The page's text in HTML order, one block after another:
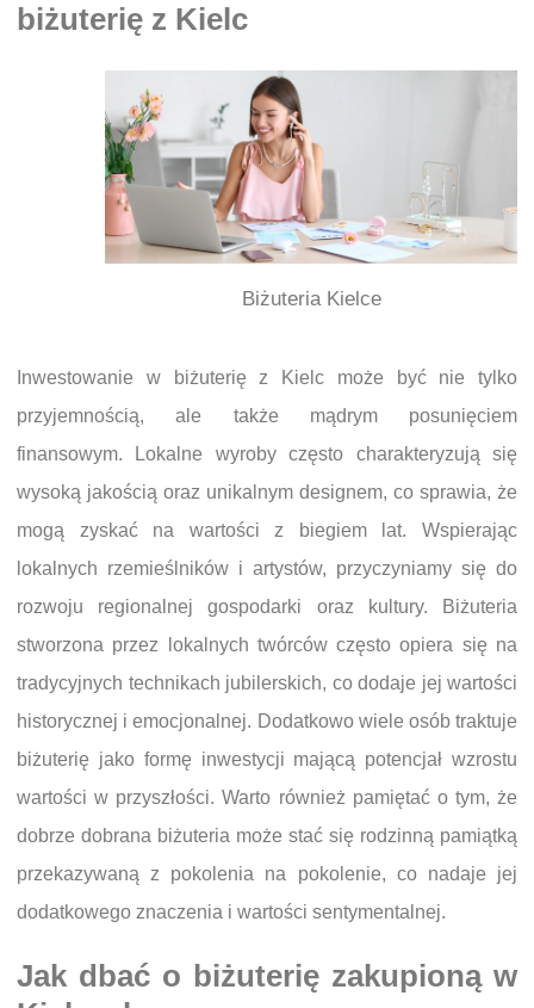
biżuterię z Kielc
Biżuteria Kielce
Inwestowanie w biżuterię z Kielc może być nie tylko
przyjemnością, ale także mądrym posunięciem
finansowym. Lokalne wyroby często charakteryzują się
wysoką jakością oraz unikalnym designem, co sprawia, że
mogą zyskać na wartości z biegiem lat. Wspierając
lokalnych rzemieślników i artystów, przyczyniamy się do
rozwoju regionalnej gospodarki oraz kultury. Biżuteria
stworzona przez lokalnych twórców często opiera się na
tradycyjnych technikach jubilerskich, co dodaje jej wartości
historycznej i emocjonalnej. Dodatkowo wiele osób traktuje
biżuterię jako formę inwestycji mającą potencjał wzrostu
wartości w przyszłości. Warto również pamiętać o tym, że
dobrze dobrana biżuteria może stać się rodzinną pamiątką
przekazywaną z pokolenia na pokolenie, co nadaje jej
dodatkowego znaczenia i wartości sentymentalnej.
Jak dbać o biżuterię zakupioną w